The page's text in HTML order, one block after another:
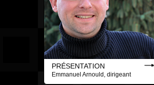
PRÉSENTATION
Emmanuel Arnould, dirigeant